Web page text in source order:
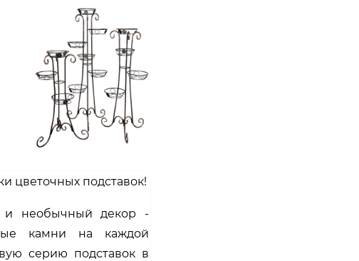
подставок!
необычный декор -
камни на каждой
серию подставок в